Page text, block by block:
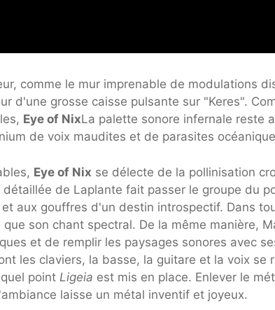
comme le mur imprenable de modulations
d'une grosse caisse pulsante sur "Keres".
Eye of NixLa palette sonore infernale reste
de voix maudites et de parasites
Eye of Nix se délecte de la pollinisation
de Laplante fait passer le groupe du
aux gouffres d'un destin introspectif. Dans
son chant spectral. De la même manière,
et de remplir les paysages sonores avec
les claviers, la basse, la guitare et la voix se
point Ligeia est mis en place. Enlever le
laisse un métal inventif et joyeux.